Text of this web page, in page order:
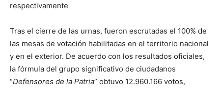
respectivamente
Tras el cierre de las urnas, fueron escrutadas el 100% de
las mesas de votación habilitadas en el territorio nacional
y en el exterior. De acuerdo con los resultados oficiales,
la fórmula del grupo significativo de ciudadanos
“Defensores de la Patria” obtuvo 12.960.166 votos,